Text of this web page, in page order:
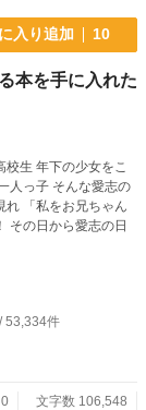
入り追加 10
本を手に入れた
をこ
ん
53,334件
文字数 106,548